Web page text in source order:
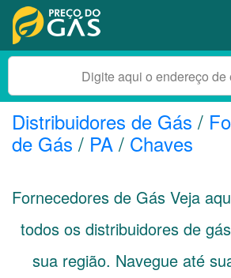
Distribuidores de Gás /
de Gás / PA / Chaves
Fornecedores de Gás Veja
todos os distribuidores de
sua região. Navegue até